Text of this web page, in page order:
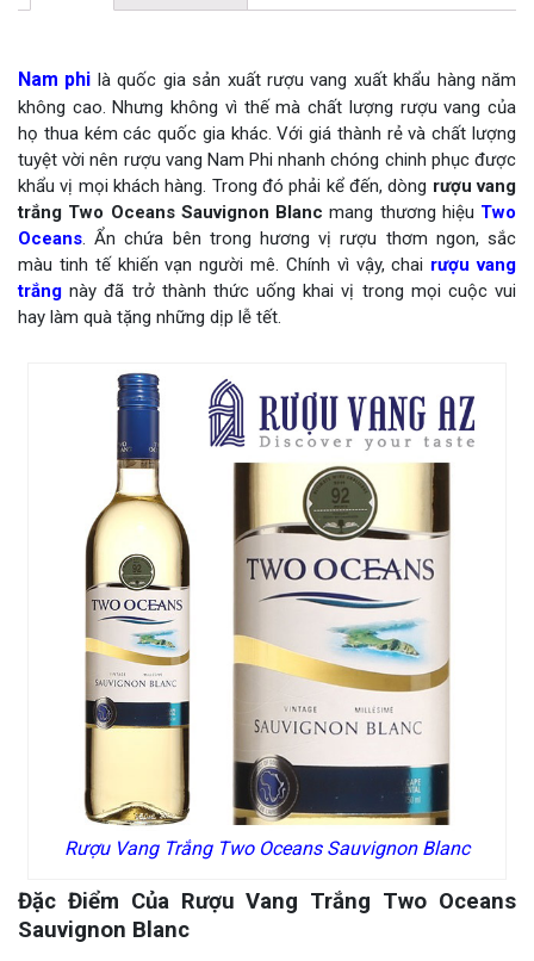
Nam phi là quốc gia sản xuất rượu vang xuất khẩu hàng năm
không cao. Nhưng không vì thế mà chất lượng rượu vang của
họ thua kém các quốc gia khác. Với giá thành rẻ và chất lượng
tuyệt vời nên rượu vang Nam Phi nhanh chóng chinh phục được
khẩu vị mọi khách hàng. Trong đó phải kể đến, dòng rượu vang
trắng Two Oceans Sauvignon Blanc mang thương hiệu Two
Oceans. Ẩn chứa bên trong hương vị rượu thơm ngon, sắc
màu tinh tế khiến vạn người mê. Chính vì vậy, chai rượu vang
trắng này đã trở thành thức uống khai vị trong mọi cuộc vui
hay làm quà tặng những dịp lễ tết.
Rượu Vang Trắng Two Oceans Sauvignon Blanc
Đặc Điểm Của Rượu Vang Trắng Two Oceans
Sauvignon Blanc